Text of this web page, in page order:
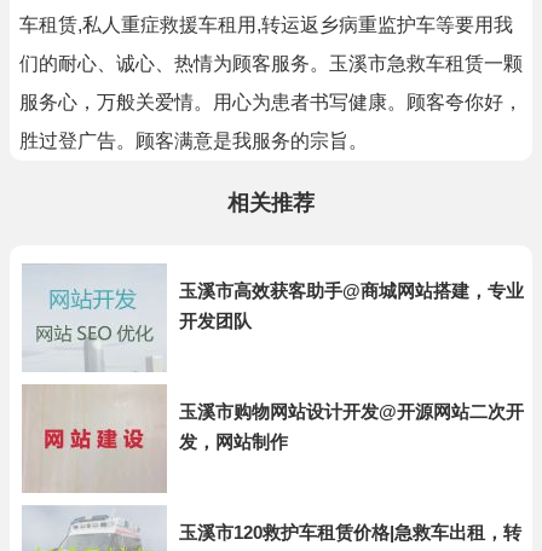
车租赁,私人重症救援车租用,转运返乡病重监护车等要用我
们的耐心、诚心、热情为顾客服务。玉溪市急救车租赁一颗
服务心，万般关爱情。用心为患者书写健康。顾客夸你好，
胜过登广告。顾客满意是我服务的宗旨。
相关推荐
玉溪市高效获客助手@商城网站搭建，专业
开发团队
玉溪市购物网站设计开发@开源网站二次开
发，网站制作
玉溪市120救护车租赁价格|急救车出租，转